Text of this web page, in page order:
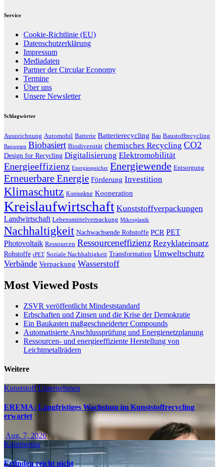
Service
Cookie-Richtlinie (EU)
Datenschutzerklärung
Impressum
Mediadaten
Partner der Circular Economy
Termine
Über uns
Unsere Newsletter
Schlagwörter
Auszeichnung Automobil Batterie Batterierecycling Bau Baustoffrecycling
Bauwesen Biobasiert Biodiversität chemisches Recycling CO2
Design for Recycling Digitalisierung Elektromobilität
Energieeffizienz Energiespeicher Energiewende Entsorgung
Erneuerbare Energie Förderung Investition
Klimaschutz Konjunktur Kooperation
Kreislaufwirtschaft Kunststoffverpackungen
Landwirtschaft Lebensmittelverpackung Mikroplastik
Nachhaltigkeit Nachwachsende Rohstoffe PCR PET
Photovoltaik Ressourcen Ressourceneffizienz Rezyklateinsatz
Rohstoffe rPET Soziale Nachhaltigkeit Transformation Umweltschutz
Verbände Verpackung Wasserstoff
Most Viewed Posts
ZSVR veröffentlicht Mindeststandard
Erbschaften und Zinsen und die Krise der Demokratie
Ein Baukasten maßgeschneiderter Compounds
Automatisierte Anschlussprüfung und Energienetzplanung
Ressourcen- und energieeffiziente Herstellung von
Leichtmetallrädern
Weitere
KunststoffUnternehmen
EREMA: Langfristiges Wachstum im Kunststoffrecycling
erwartet
Aug. 7, 2026
Kommentar
Erfinden reicht nicht